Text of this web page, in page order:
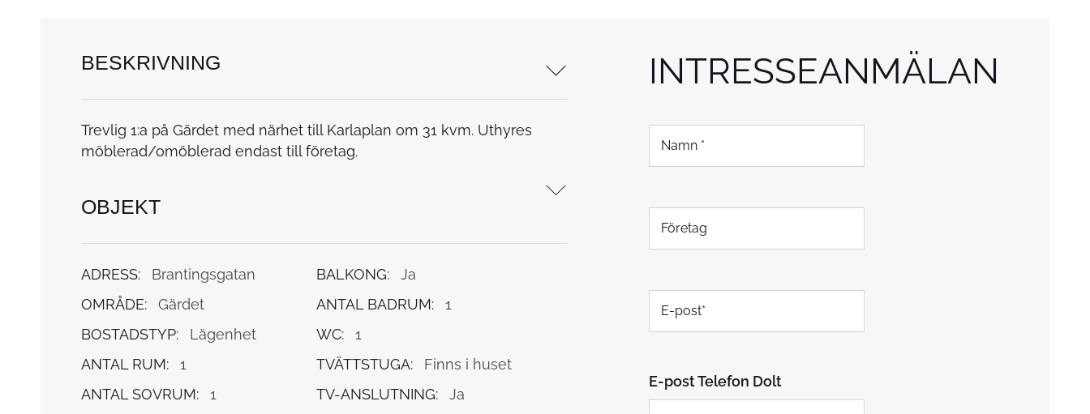
BESKRIVNING
Trevlig 1:a på Gärdet med närhet till Karlaplan om 31 kvm. Uthyres
möblerad/omöblerad endast till företag.
OBJEKT
ADRESS:
Brantingsgatan
OMRÅDE:
Gärdet
BOSTADSTYP:
Lägenhet
ANTAL RUM:
1
ANTAL SOVRUM:
1
BALKONG:
Ja
ANTAL BADRUM:
1
WC:
1
TVÄTTSTUGA:
Finns i huset
TV-ANSLUTNING:
Ja
INTRESSEANMÄLAN
m
r
p
t
*
E-post Telefon Dolt